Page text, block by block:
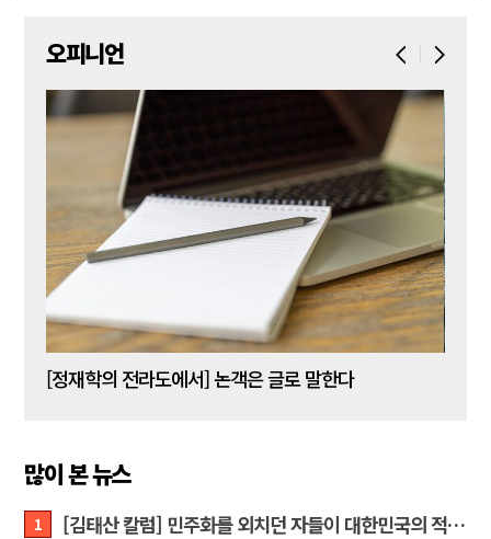
오피니언
[정재학의 전라도에서] 논객은 글로 말한다
많이 본 뉴스
1 [김태산 칼럼] 민주화를 외치던 자들이 대한민국의 적이고 간첩이었다